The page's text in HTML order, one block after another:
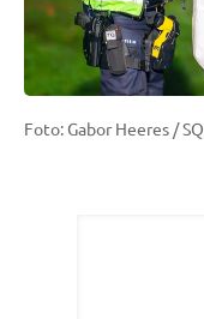
Foto: Gabor Heeres /